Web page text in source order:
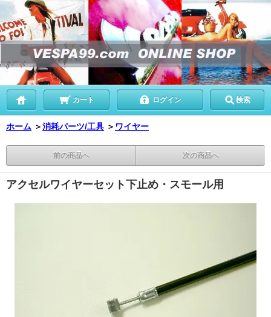
カート ログイン 検索
ホーム ＞消耗パーツ/工具 ＞ ワイヤー
前の商品へ 次の商品へ
アクセルワイヤーセット下止め・スモール用